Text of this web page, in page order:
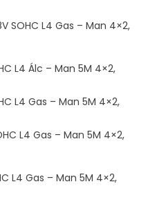
SOHC L4 Gas – Man 4×2,
L4 Álc – Man 5M 4×2,
L4 Gas – Man 5M 4×2,
L4 Gas – Man 5M 4×2,
L4 Gas – Man 5M 4×2,